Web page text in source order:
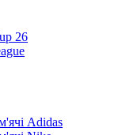
26
Adidas